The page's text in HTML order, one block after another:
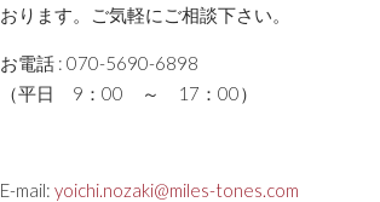
おります。ご気軽にご相談下さい。
お電話 : 070-5690-6898
（平日 9：00 ～ 17：00）
E-mail: yoichi.nozaki@miles-tones.com